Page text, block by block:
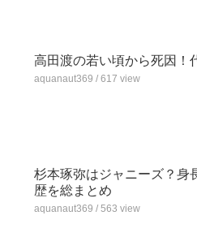
高田渡の若い頃から死因！
aquanaut369 / 617 view
杉本琢弥はジャニーズ？身
歴を総まとめ
aquanaut369 / 563 view